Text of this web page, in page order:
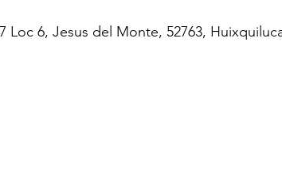
Loc 6, Jesus del Monte, 52763,